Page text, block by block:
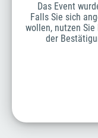
Das Event
Falls Sie sich
wollen, nutzen
der